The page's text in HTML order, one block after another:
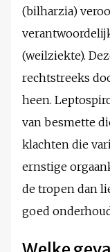
(bilharzia)
(weilziekte).
rechtstreeks
heen.
van besmette
klachten die
ernstige
de tropen dan
goed